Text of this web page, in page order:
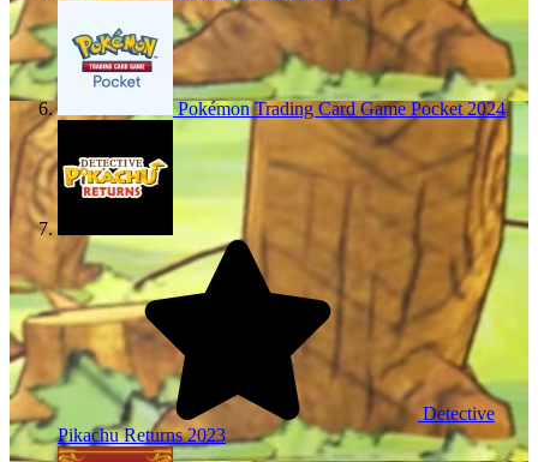
Pokémon Trading Card Game Pocket 2024
Detective
Pikachu Returns2023